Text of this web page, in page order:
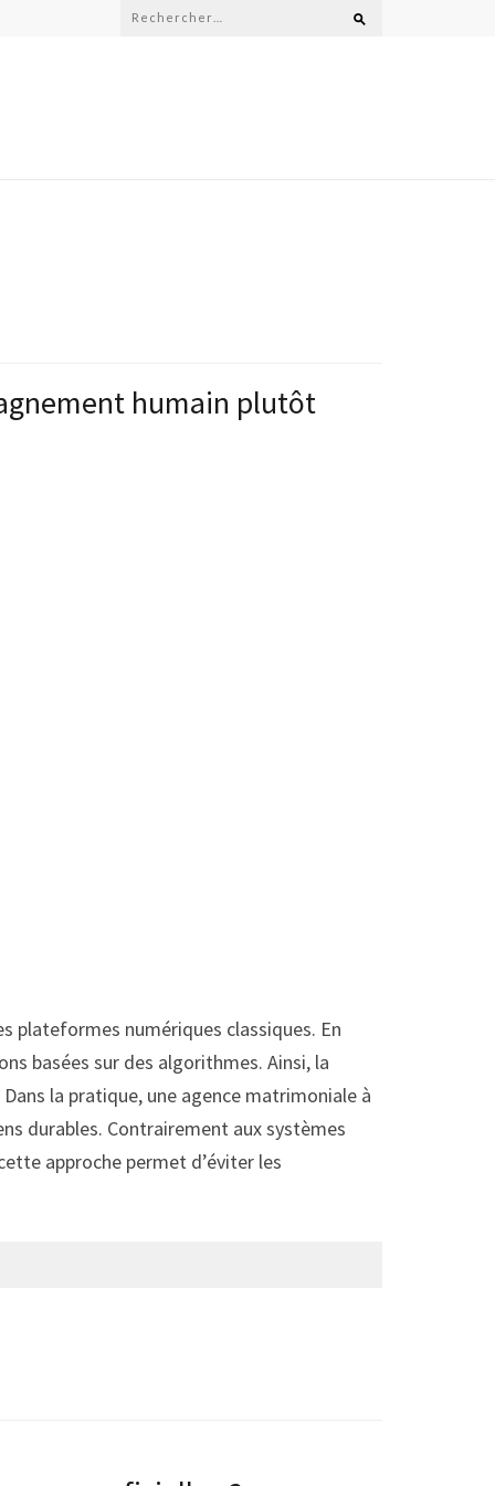
Rechercher :
humain plutôt
plateformes numériques classiques. En
basées sur des algorithmes. Ainsi, la
la pratique, une agence matrimoniale à
durables. Contrairement aux systèmes
approche permet d’éviter les